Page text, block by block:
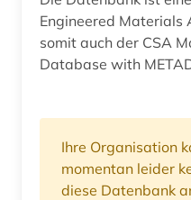
Engineered Materials
somit auch der CSA
Database with
Ihre Organisation
momentan leider
diese Datenbank